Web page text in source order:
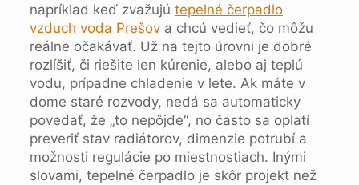
napríklad keď zvažujú tepelné čerpadlo
vzduch voda Prešova chcú vedieť, čo môžu
reálne očakávať. Už na tejto úrovni je dobré
rozlíšiť, či riešite len kúrenie, alebo aj teplú
vodu, prípadne chladenie v lete. Ak máte v
dome staré rozvody, nedá sa automaticky
povedať, že „to nepôjde“, no často sa oplatí
preveriť stav radiátorov, dimenzie potrubí a
možnosti regulácie po miestnostiach. Inými
slovami, tepelné čerpadlo je skôr projekt než